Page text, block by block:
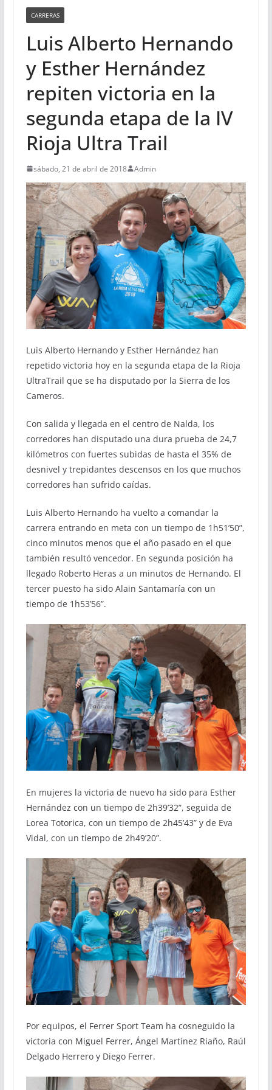
CARRERAS
Luis Alberto Hernando
y Esther Hernández
repiten victoria en la
segunda etapa de la IV
Rioja Ultra Trail
sábado, 21 de abril de 2018 Admin
Luis Alberto Hernando y Esther Hernández han
repetido victoria hoy en la segunda etapa de la Rioja
UltraTrail que se ha disputado por la Sierra de los
Cameros.
Con salida y llegada en el centro de Nalda, los
corredores han disputado una dura prueba de 24,7
kilómetros con fuertes subidas de hasta el 35% de
desnivel y trepidantes descensos en los que muchos
corredores han sufrido caídas.
Luis Alberto Hernando ha vuelto a comandar la
carrera entrando en meta con un tiempo de 1h51’50”,
cinco minutos menos que el año pasado en el que
también resultó vencedor. En segunda posición ha
llegado Roberto Heras a un minutos de Hernando. El
tercer puesto ha sido Alain Santamaría con un
tiempo de 1h53’56”.
En mujeres la victoria de nuevo ha sido para Esther
Hernández con un tiempo de 2h39’32”, seguida de
Lorea Totorica, con un tiempo de 2h45’43” y de Eva
Vidal, con un tiempo de 2h49’20”.
Por equipos, el Ferrer Sport Team ha cosneguido la
victoria con Miguel Ferrer, Ángel Martínez Riaño, Raúl
Delgado Herrero y Diego Ferrer.